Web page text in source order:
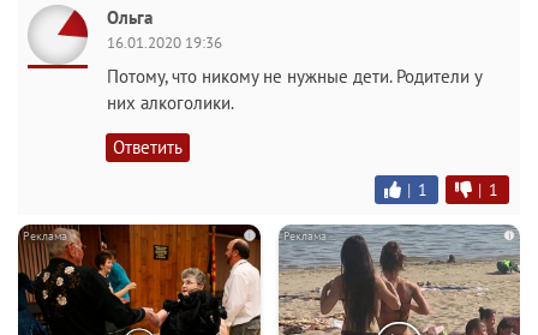
Ольга
16.01.2020 19:36
Потому, что никому не нужные дети. Родители у
них алкоголики.
Ответить
| 1 | 1
i i